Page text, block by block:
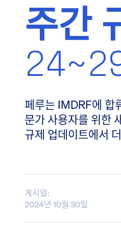
주간
페루는 IMDRF에 합
문가 사용자를 위한
규제 업데이트에서
게시일:
2024년 10월 30일